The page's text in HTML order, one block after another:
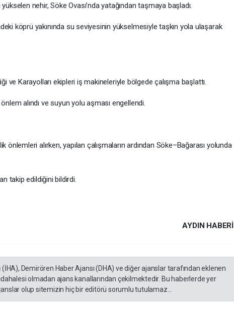
nehir, Söke Ovası’nda yatağından taşmaya başladı.
köprü yakınında su seviyesinin yükselmesiyle taşkın yola ulaşarak
ve Karayolları ekipleri iş makineleriyle bölgede çalışma başlattı.
alındı ve suyun yolu aşması engellendi.
alırken, yapılan çalışmaların ardından Söke–Bağarası yolunda
takip edildiğini bildirdi.
AYDIN HABERİ
Demirören Haber Ajansı (DHA) ve diğer ajanslar tarafından eklenen
olmadan ajans kanallarından çekilmektedir. Bu haberlerde yer
olup sitemizin hiç bir editörü sorumlu tutulamaz...